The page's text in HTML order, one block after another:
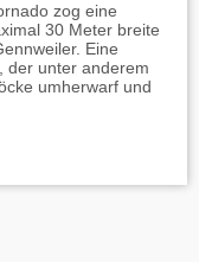
zog eine
30 Meter breite
Eine
der unter anderem
umherwarf und